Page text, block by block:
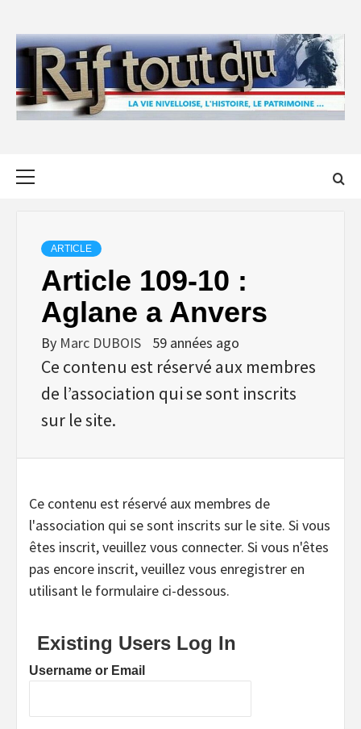
content
ARTICLE
Article 109-10 :
Aglane a Anvers
By Marc DUBOIS 59 années ago
Ce contenu est réservé aux membres
de l’association qui se sont inscrits
sur le site.
Ce contenu est réservé aux membres de
l'association qui se sont inscrits sur le site. Si vous
êtes inscrit, veuillez vous connecter. Si vous n'êtes
pas encore inscrit, veuillez vous enregistrer en
utilisant le formulaire ci-dessous.
Existing Users Log In
Username or Email